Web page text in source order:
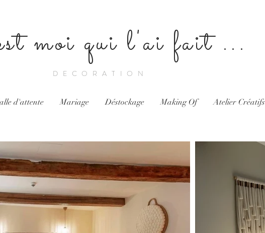
moi qui l'ai fait ...
DECORATION
d'attente Mariage Déstockage Making Of Atelier Créatifs